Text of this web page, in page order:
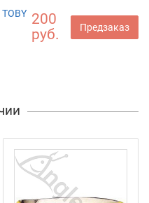
200
руб.
Предзаказ